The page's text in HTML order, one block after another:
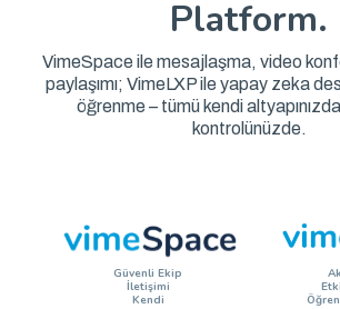
Platform.
VimeSpace ile mesajlaşma, video
paylaşımı; VimeLXP ile yapay zeka
öğrenme – tümü kendi
kontrolünüzde.
Güvenli Ekip
İletişimi
Kendi